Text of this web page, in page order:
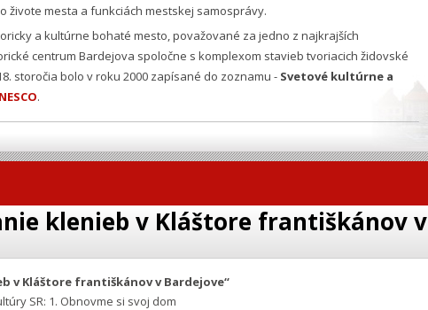
živote mesta a funkciách mestskej samosprávy.
a kultúrne bohaté mesto, považované za jedno z najkrajších
centrum Bardejova spoločne s komplexom stavieb tvoriacich židovské
storočia bolo v roku 2000 zapísané do zoznamu - Svetové kultúrne a
.
klenieb v Kláštore františkánov v
v Kláštore františkánov v Bardejove“
SR: 1. Obnovme si svoj dom